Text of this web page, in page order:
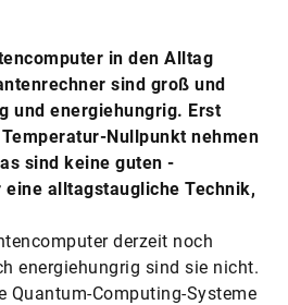
in den Alltag
sind groß und
und energiehungrig. Erst
Nullpunkt nehmen
sind keine guten
alltagstaugliche Technik,
derzeit noch
energiehungrig sind sie nicht.
Quantum-Computing-Systeme